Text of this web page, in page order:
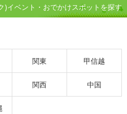
)イベント・おでかけスポットを探す
関東 甲信越
関西 中国